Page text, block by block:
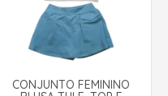
CONJUNTO FEMININO